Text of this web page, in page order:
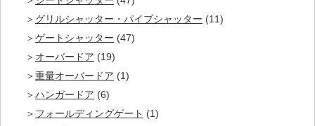
グリルシャッター・パイプシャッター (11)
ゲートシャッター (47)
オーバードア (19)
重量オーバードア (1)
ハンガードア (6)
フォールディングゲート (1)